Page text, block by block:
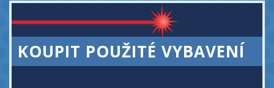
KOUPIT POUŽITÉ VYBAVENÍ